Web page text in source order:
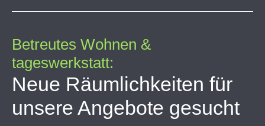
Betreutes Wohnen &
tageswerkstatt:
Neue Räumlichkeiten für
unsere Angebote gesucht